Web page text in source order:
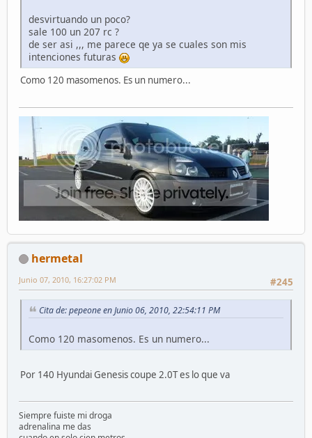
desvirtuando un poco?
sale 100 un 207 rc ?
de ser asi ,,, me parece qe ya se cuales son mis
intenciones futuras
Como 120 masomenos. Es un numero...
hermetal
#245
Junio 07, 2010, 16:27:02 PM
Cita de: pepeone en Junio 06, 2010, 22:54:11 PM
Como 120 masomenos. Es un numero...
Por 140 Hyundai Genesis coupe 2.0T es lo que va
Siempre fuiste mi droga
adrenalina me das